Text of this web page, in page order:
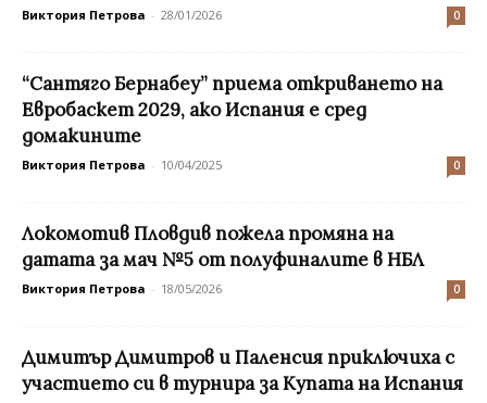
Виктория Петрова - 28/01/2026 0
“Сантяго Бернабеу” приема откриването на
Евробаскет 2029, ако Испания е сред
домакините
Виктория Петрова - 10/04/2025 0
Локомотив Пловдив пожела промяна на
датата за мач №5 от полуфиналите в НБЛ
Виктория Петрова - 18/05/2026 0
Димитър Димитров и Паленсия приключиха с
участието си в турнира за Купата на Испания